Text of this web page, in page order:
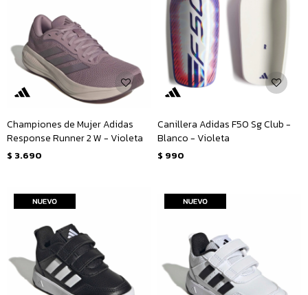
Championes de Mujer Adidas
Response Runner 2 W - Violeta
$ 3.690
Canillera Adidas F50 Sg Club -
Blanco - Violeta
$ 990